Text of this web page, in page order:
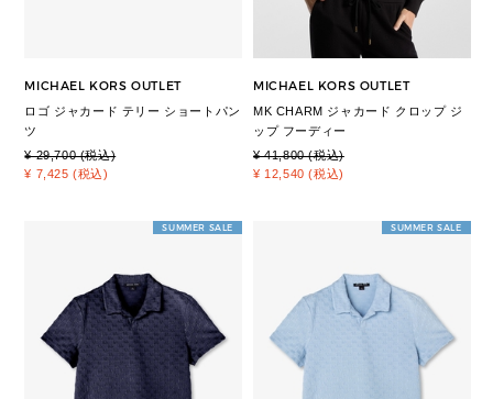
MICHAEL KORS OUTLET
ロゴ ジャカード テリー ショートパン
ツ
¥ 29,700 (税込)
¥ 7,425 (税込)
MICHAEL KORS OUTLET
MK CHARM ジャカード クロップ ジ
ップ フーディー
¥ 41,800 (税込)
¥ 12,540 (税込)
SUMMER SALE SUMMER SALE